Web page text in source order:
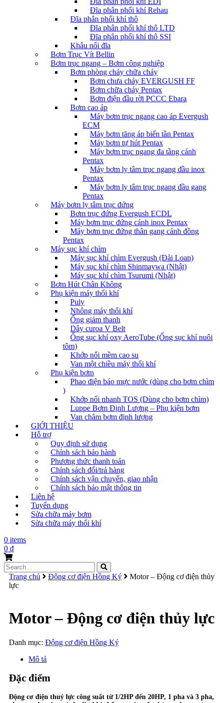
Đĩa phân phối khí Rehau
Đĩa phân phối khí thô
Đĩa phân phối khí thô LTD
Đĩa phân phối khí thô SSI
Khâu nối đĩa
Bơm Trục Vít Bellin
Bơm trục ngang – Bơm công nghiệp
Bơm phòng cháy chữa cháy
Bơm chưa cháy EVERGUSH FF
Bơm chữa cháy Pentax
Bơm điện đầu rời PCCC Ebara
Bơm cao áp
Máy bơm trục ngang cao áp Evergush
ECM
Máy bơm tăng áp biến tần Pentax
Máy bơm tự hút Pentax
Máy bơm trục ngang đa tầng cánh
Pentax
Máy bơm ly tâm trục ngang đầu inox
Pentax
Máy bơm ly tâm trục ngang đầu gang
Pentax
Máy bơm ly tâm trục đứng
Bơm trục đứng Evergush ECDL
Máy bơm trục đứng cánh inox Pentax
Máy bơm trục đứng thân gang cánh đồng
Pentax
Máy sục khí chìm
Máy sục khí chìm Evergush (Đài Loan)
Máy sục khí chìm Shinmaywa (Nhật)
Máy sục khí chìm Tsurumi (Nhật)
Bơm Hút Chân Không
Phụ kiện máy thổi khí
Puly
Nhông máy thổi khí
Ống giảm thanh
Dây curoa V Belt
Ống sục khí oxy AeroTube (Ống sục khí nuôi
tôm)
Khớp nối mềm cao su
Van một chiều máy thổi khí
Phụ kiện bơm
Phao điện báo mực nước (dùng cho bơm chìm
)
Khớp nối nhanh TOS (Dùng cho bơm chìm)
Luppe Bơm Định Lượng – Phụ kiện bơm
Van châm bơm định lượng
GIỚI THIỆU
Hỗ trợ
Quy định sử dụng
Chính sách bảo hành
Phương thức thanh toán
Chính sách đổi/trả hàng
Chính sách vận chuyển, giao nhận
Chính sách bảo mật thông tin
Liên hệ
Tuyển dụng
Sửa chữa máy bơm
Sửa chữa máy thổi khí
0 items
0 ₫
Search
for:Trang chủ Động cơ điện Hồng Ký
Motor – Động cơ điện thủy
lực
Motor – Động cơ điện thủy lực
Danh mục: Động cơ điện Hồng Ký
Mô tả
Đặc điểm
Động cơ điện thuỷ lực công suất từ 1/2HP đến 20HP, 1 pha và 3 pha,